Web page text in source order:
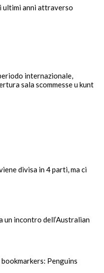
ultimi anni attraverso
internazionale,
sala scommesse u kunt
divisa in 4 parti, ma ci
un incontro dell’Australian
Penguins